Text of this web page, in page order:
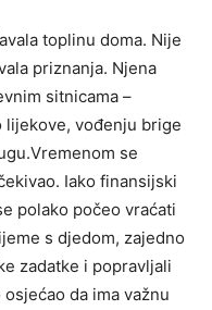
toplinu doma. Nije
priznanja. Njena
sitnicama –
lijekove, vođenju brige
se
Iako finansijski
polako počeo vraćati
s djedom, zajedno
zadatke i popravljali
da ima važnu